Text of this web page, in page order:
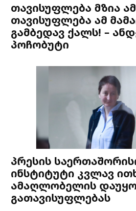
თავისუფლება მზია
თავისუფლება ამ
გამბედავ ქალს! –
პოჩობუტი
პრესის
ინსტიტუტი კვლავ
ამაღლობელის
გათავისუფლებას